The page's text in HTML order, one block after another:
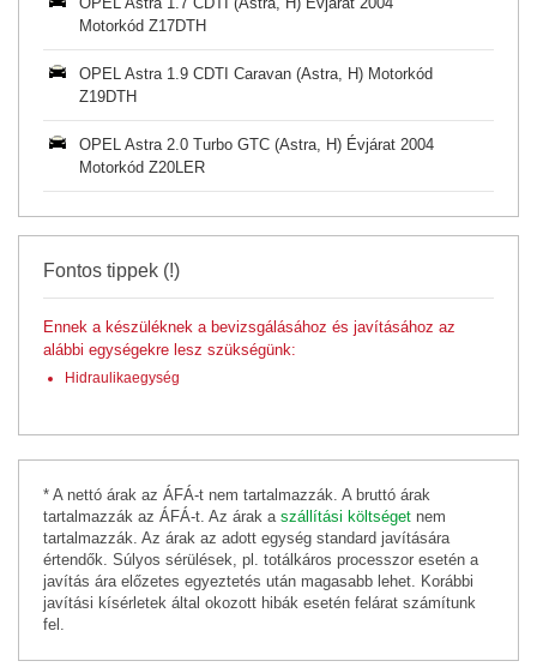
Motorkód Z17DTH
OPEL Astra 1.9 CDTI Caravan (Astra, H) Motorkód
Z19DTH
OPEL Astra 2.0 Turbo GTC (Astra, H) Évjárat 2004
Motorkód Z20LER
Fontos tippek (!)
Ennek a készüléknek a bevizsgálásához és javításához az
alábbi egységekre lesz szükségünk:
Hidraulikaegység
* A nettó árak az ÁFÁ-t nem tartalmazzák. A bruttó árak
tartalmazzák az ÁFÁ-t. Az árak a szállítási költséget nem
tartalmazzák. Az árak az adott egység standard javítására
értendők. Súlyos sérülések, pl. totálkáros processzor esetén a
javítás ára előzetes egyeztetés után magasabb lehet. Korábbi
javítási kísérletek által okozott hibák esetén felárat számítunk
fel.